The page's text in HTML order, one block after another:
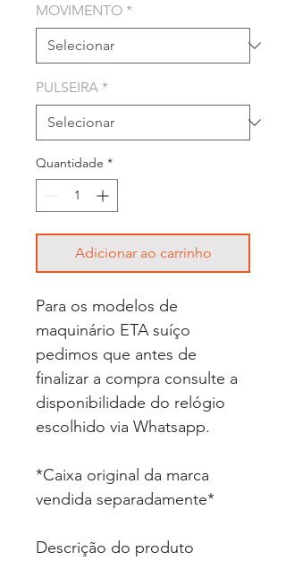
MOVIMENTO *
PULSEIRA *
Quantidade *
Adicionar ao carrinho
Para os modelos de
maquinário ETA suíço
pedimos que antes de
finalizar a compra consulte a
disponibilidade do relógio
escolhido via Whatsapp.
*Caixa original da marca
vendida separadamente*
Descrição do produto